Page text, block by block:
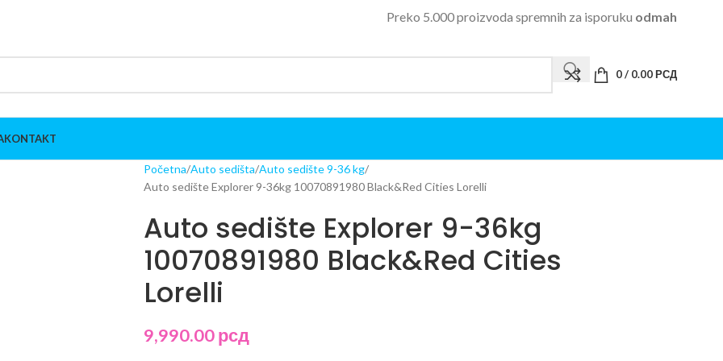
Preko 5.000 proizvoda spremnih za isporuku odmah
0/ 0.00РСД
KONTAKT
Početna Auto sedišta Auto sedište 9-36 kg
Auto sedište Explorer 9-36kg 10070891980 Black&Red Cities Lorelli
Auto sedište Explorer 9-36kg
10070891980 Black&Red Cities
Lorelli
9,990.00рсд